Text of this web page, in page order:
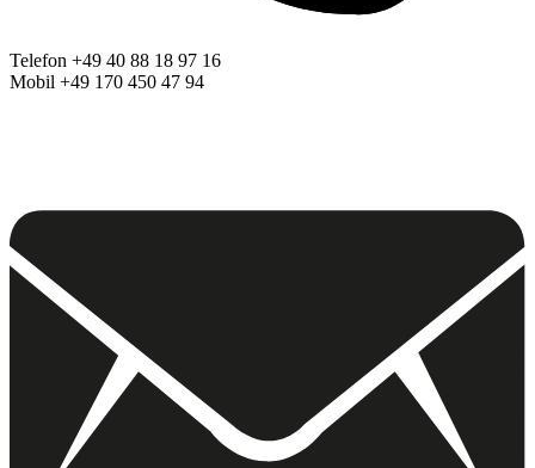
Telefon +49 40 88 18 97 16
Mobil +49 170 450 47 94